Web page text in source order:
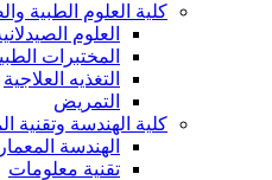
كلية العلوم الطبية
العلوم
المختبرات
التغذيه العلاجية
التمريض
كلية الهندسة وتقنية
الهندسة
تقنية معلومات